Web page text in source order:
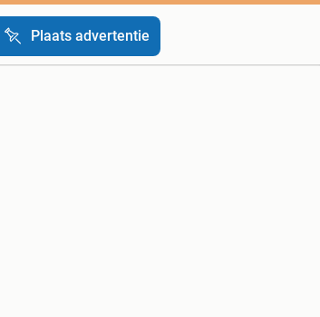
Plaats advertentie